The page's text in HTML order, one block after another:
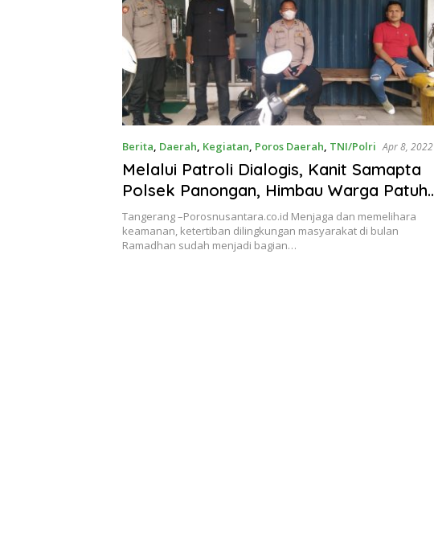
Berita, Daerah, Kegiatan, Poros Daerah, TNI/Polri Apr 8, 2022
Melalui Patroli Dialogis, Kanit Samapta
Polsek Panongan, Himbau Warga Patuhi
Prokes
Tangerang –Porosnusantara.co.id Menjaga dan memelihara
keamanan, ketertiban dilingkungan masyarakat di bulan
Ramadhan sudah menjadi bagian…